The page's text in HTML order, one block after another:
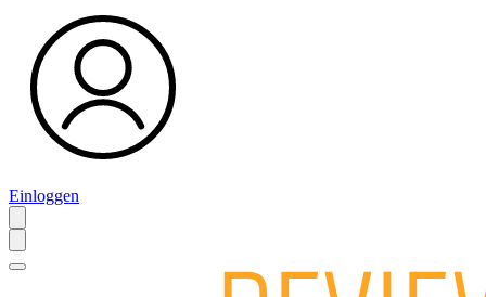
Einloggen